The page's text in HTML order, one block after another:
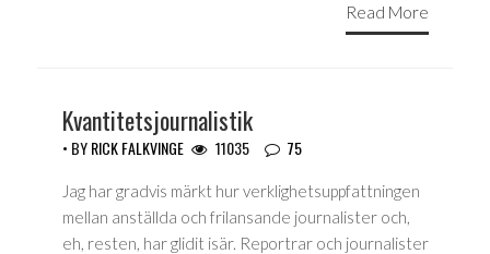
Read More
Kvantitetsjournalistik
• BYRICK FALKVINGE 11035 75
Jag har gradvis märkt hur verklighetsuppfattningen
mellan anställda och frilansande journalister och,
eh, resten, har glidit isär. Reportrar och journalister